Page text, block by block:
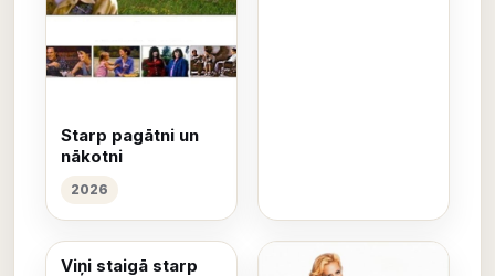
Starp pagātni un
nākotni
2026
Viņi staigā starp